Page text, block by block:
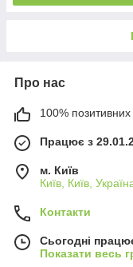
Про нас
100% позитивних
Працює з
м. Київ
Київ, Київ,
Контакти
Сьогодні
Показати весь